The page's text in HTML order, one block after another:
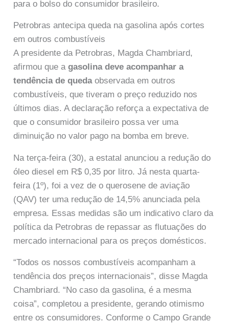
para o bolso do consumidor brasileiro.
Petrobras antecipa queda na gasolina após cortes
em outros combustíveis
A presidente da Petrobras, Magda Chambriard,
afirmou que agasolina deve acompanhar a
tendência de quedaobservada em outros
combustíveis, que tiveram o preço reduzido nos
últimos dias. A declaração reforça a expectativa de
que o consumidor brasileiro possa ver uma
diminuição no valor pago na bomba em breve.
Na terça-feira (30), a estatal anunciou a redução do
óleo diesel em R$ 0,35 por litro. Já nesta quarta-
feira (1º), foi a vez de o querosene de aviação
(QAV) ter uma redução de 14,5% anunciada pela
empresa. Essas medidas são um indicativo claro da
política da Petrobras de repassar as flutuações do
mercado internacional para os preços domésticos.
“Todos os nossos combustíveis acompanham a
tendência dos preços internacionais”, disse Magda
Chambriard. “No caso da gasolina, é a mesma
coisa”, completou a presidente, gerando otimismo
entre os consumidores. Conforme o Campo Grande